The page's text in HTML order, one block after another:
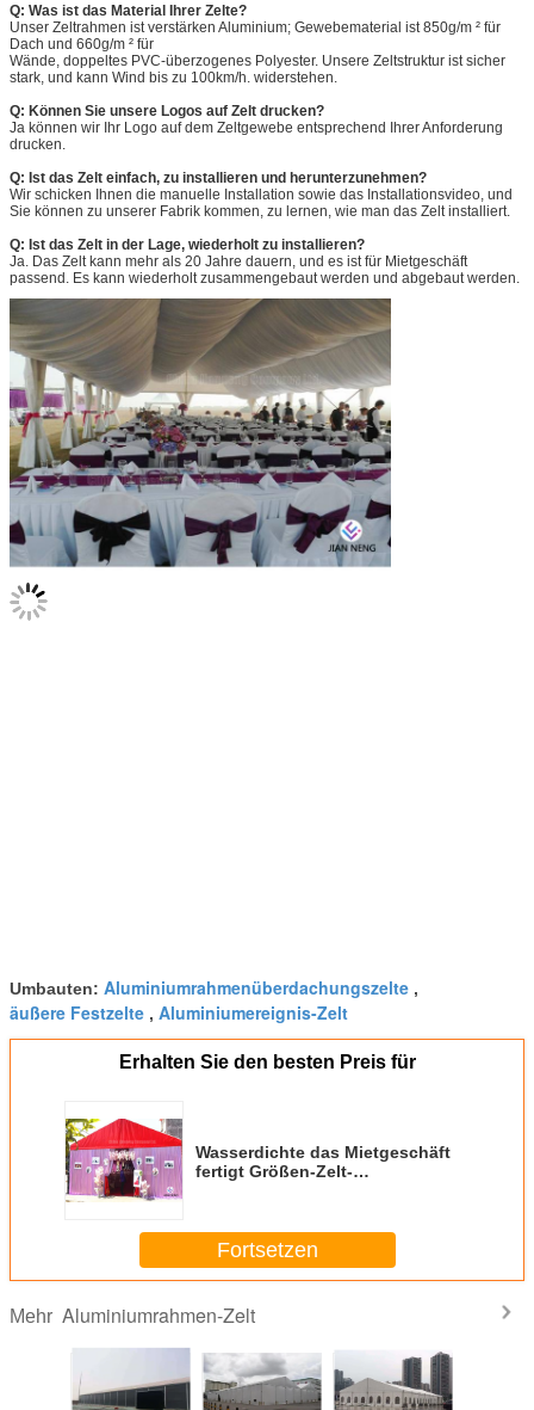
Q: Was ist das Material Ihrer Zelte?
Unser Zeltrahmen ist verstärken Aluminium; Gewebematerial ist 850g/m ² für
Dach und 660g/m ² für
Wände, doppeltes PVC-überzogenes Polyester. Unsere Zeltstruktur ist sicher
stark, und kann Wind bis zu 100km/h. widerstehen.
Q: Können Sie unsere Logos auf Zelt drucken?
Ja können wir Ihr Logo auf dem Zeltgewebe entsprechend Ihrer Anforderung
drucken.
Q: Ist das Zelt einfach, zu installieren und herunterzunehmen?
Wir schicken Ihnen die manuelle Installation sowie das Installationsvideo, und
Sie können zu unserer Fabrik kommen, zu lernen, wie man das Zelt installiert.
Q: Ist das Zelt in der Lage, wiederholt zu installieren?
Ja. Das Zelt kann mehr als 20 Jahre dauern, und es ist für Mietgeschäft
passend. Es kann wiederholt zusammengebaut werden und abgebaut werden.
Umbauten: Aluminiumrahmenüberdachungszelte ,
äußere Festzelte , Aluminiumereignis-Zelt
Erhalten Sie den besten Preis für
Wasserdichte das Mietgeschäft
fertigt Größen-Zelt-
Fortsetzen
Mehr Aluminiumrahmen-Zelt